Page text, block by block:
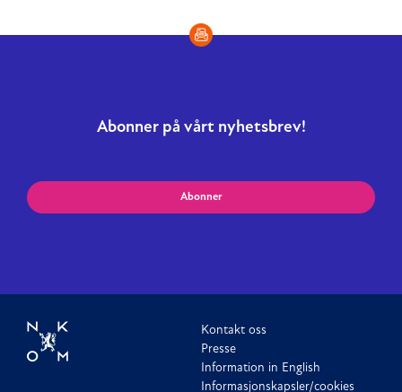
Abonner på vårt nyhetsbrev!
Abonner
Kontakt oss
Presse
Information in English
Informasjonskapsler/cookies